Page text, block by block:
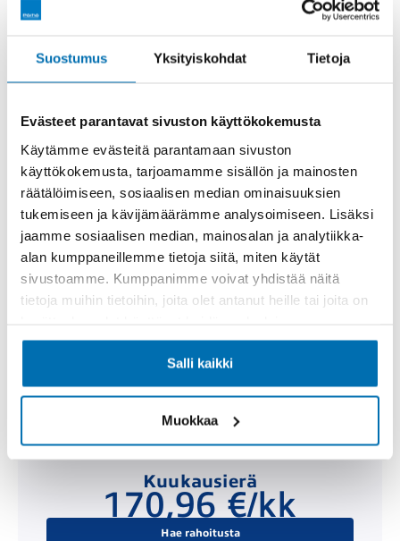
Suostumus Yksityiskohdat Tietoja
Evästeet parantavat sivuston käyttökokemusta
Käytämme evästeitä parantamaan sivuston
käyttökokemusta, tarjoamamme sisällön ja mainosten
räätälöimiseen, sosiaalisen median ominaisuuksien
tukemiseen ja kävijämäärämme analysoimiseen. Lisäksi
jaamme sosiaalisen median, mainosalan ja analytiikka-
alan kumppaneillemme tietoja siitä, miten käytät
sivustoamme. Kumppanimme voivat yhdistää näitä
tietoja muihin tietoihin, joita olet antanut heille tai joita on
Salli kaikki
Muokkaa
Rahoitusaika (kk)
Käsiraha tai vaihtoauto (€)
Kuukausierä
170,96 €/kk
Hae rahoitusta